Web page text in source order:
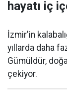
hayatı iç
İzmir'in
yıllarda daha
Gümüldür,
çekiyor.